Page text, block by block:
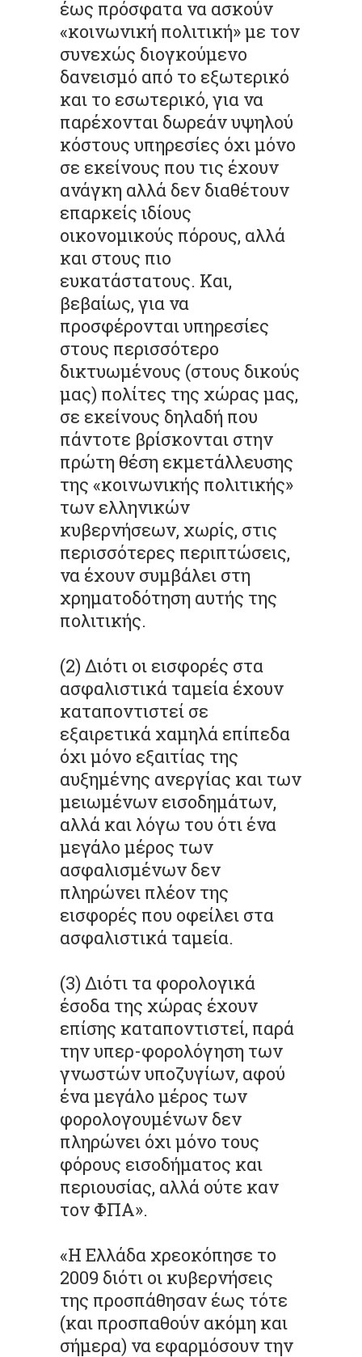
έως πρόσφατα να ασκούν
«κοινωνική πολιτική» με τον
συνεχώς διογκούμενο
δανεισμό από το εξωτερικό
και το εσωτερικό, για να
παρέχονται δωρεάν υψηλού
κόστους υπηρεσίες όχι μόνο
σε εκείνους που τις έχουν
ανάγκη αλλά δεν διαθέτουν
επαρκείς ιδίους
οικονομικούς πόρους, αλλά
και στους πιο
ευκατάστατους. Και,
βεβαίως, για να
προσφέρονται υπηρεσίες
στους περισσότερο
δικτυωμένους (στους δικούς
μας) πολίτες της χώρας μας,
σε εκείνους δηλαδή που
πάντοτε βρίσκονται στην
πρώτη θέση εκμετάλλευσης
της «κοινωνικής πολιτικής»
των ελληνικών
κυβερνήσεων, χωρίς, στις
περισσότερες περιπτώσεις,
να έχουν συμβάλει στη
χρηματοδότηση αυτής της
πολιτικής.
(2) Διότι οι εισφορές στα
ασφαλιστικά ταμεία έχουν
καταποντιστεί σε
εξαιρετικά χαμηλά επίπεδα
όχι μόνο εξαιτίας της
αυξημένης ανεργίας και των
μειωμένων εισοδημάτων,
αλλά και λόγω του ότι ένα
μεγάλο μέρος των
ασφαλισμένων δεν
πληρώνει πλέον της
εισφορές που οφείλει στα
ασφαλιστικά ταμεία.
(3) Διότι τα φορολογικά
έσοδα της χώρας έχουν
επίσης καταποντιστεί, παρά
την υπερ-φορολόγηση των
γνωστών υποζυγίων, αφού
ένα μεγάλο μέρος των
φορολογουμένων δεν
πληρώνει όχι μόνο τους
φόρους εισοδήματος και
περιουσίας, αλλά ούτε καν
τον ΦΠΑ».
«Η Ελλάδα χρεοκόπησε το
2009 διότι οι κυβερνήσεις
της προσπάθησαν έως τότε
(και προσπαθούν ακόμη και
σήμερα) να εφαρμόσουν την